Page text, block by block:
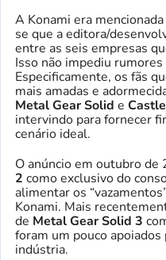
A Konami era
se que a editora/
entre as seis empresas
Isso não impediu
Especificamente, os fãs
mais amadas e
Metal Gear Solid e
intervindo para fornecer
cenário ideal.
O anúncio em outubro de
2 como exclusivo do
alimentar os
Konami. Mais
de Metal Gear Solid 3
foram um pouco
indústria.